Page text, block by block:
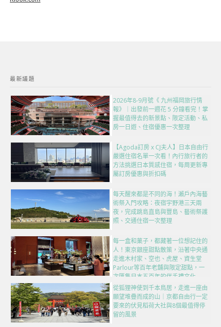
最新議題
2026年8-9月號《 九州福岡旅行情
報》｜出發前一週花 5 分鐘看完！掌
握最值得去的新景點、限定活動、私
房一日遊、住宿優惠一次整理
【Agoda訂房 x CJ夫人】日本自由行
嚴選住宿名單一次看！內行旅行者的
方法挑選日本質感住宿，每周更新專
屬訂房優惠與折扣碼
每天醒來都是不同的海！瀨戶內海藝
術祭入門攻略：夜宿宇野港三天兩
夜，完成跳島直島與豐島、藝術祭護
照、交通住宿一次整理
每一盒和菓子，都藏著一位想記住的
人！東京銀座甜點散策，沿著中央通
走進木村家、空也、虎屋、資生堂
Parlour等百年老舖與限定甜點，一
次匯集日本五百年的伴手禮文化
從狐狸神使到千本鳥居，走進一座由
願望堆疊而成的山｜京都自由行一定
要來的伏見稻荷大社與8個最值得停
留的風景